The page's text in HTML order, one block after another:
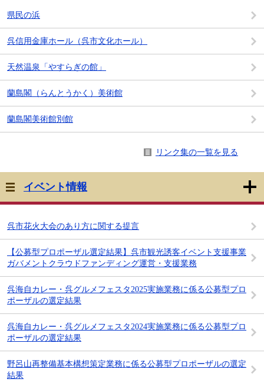
県民の浜
呉信用金庫ホール（呉市文化ホール）
天然温泉「やすらぎの館」
蘭島閣（らんとうかく）美術館
蘭島閣美術館別館
リンク集の一覧を見る
イベント情報
呉市花火大会のあり方に関する提言
【公募型プロポーザル選定結果】呉市観光誘客イベント支援事業
ガバメントクラウドファンディング運営・支援業務
呉海自カレー・呉グルメフェスタ2025実施業務に係る公募型プロ
ポーザルの選定結果
呉海自カレー・呉グルメフェスタ2024実施業務に係る公募型プロ
ポーザルの選定結果
野呂山再整備基本構想策定業務に係る公募型プロポーザルの選定
結果